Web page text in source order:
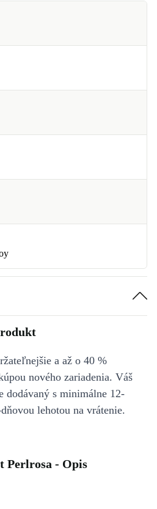
a až o 40 %
nového zariadenia. Váš
dodávaný s minimálne 12-
lehotou na vrátenie.
Perlrosa - Opis